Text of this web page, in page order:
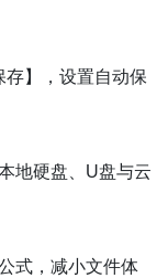
】，设置自动保
地硬盘、U盘与云
式，减小文件体